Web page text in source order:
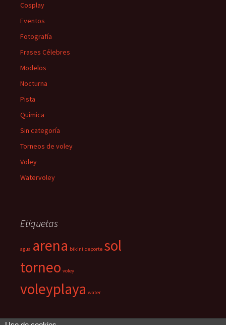
Cosplay
Eventos
Fotografía
Frases Célebres
Modelos
Nocturna
Pista
Química
Sin categoría
Torneos de voley
Voley
Watervoley
Etiquetas
agua arena bikini deporte sol
torneo voley
voleyplaya water